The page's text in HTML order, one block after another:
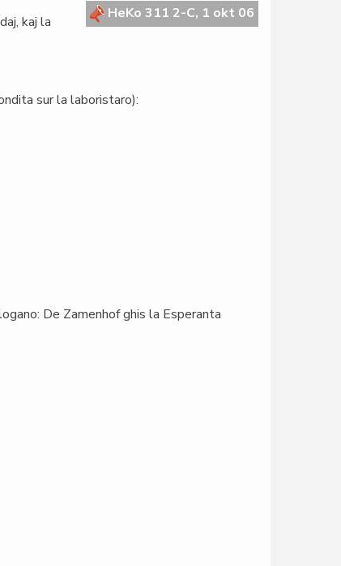
HeKo 311 2-C, 1 okt 06
kaj la
sur la laboristaro):
De Zamenhof ghis la Esperanta